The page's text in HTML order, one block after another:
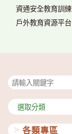
資通安全教育訓練
戶外教育資源平台
分
類
各類專區